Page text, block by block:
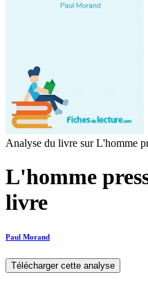
Analyse du livre sur L'homme
L'homme
livre
Paul Morand
Télécharger cette analyse